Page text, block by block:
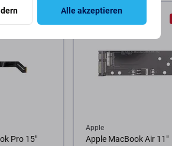
Zum Warenkorb
Pro 15"
Apple
Apple MacBook Air 11"
Alle akzeptieren